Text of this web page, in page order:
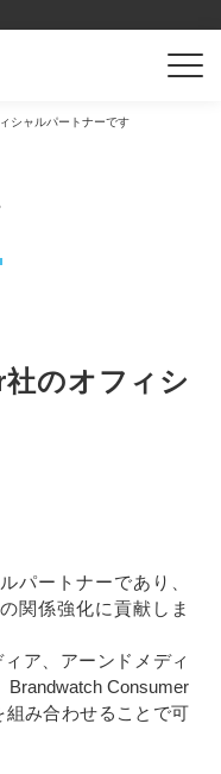
シャルパートナーです
のオフィシ
パートナーであり、
関係強化に貢献しま
ア、アーンドメディ
Brandwatch Consumer
組み合わせることで可